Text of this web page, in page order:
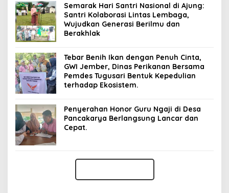
Semarak Hari Santri Nasional di Ajung:
Santri Kolaborasi Lintas Lembaga,
Wujudkan Generasi Berilmu dan
Berakhlak
Tebar Benih Ikan dengan Penuh Cinta,
GWI Jember, Dinas Perikanan Bersama
Pemdes Tugusari Bentuk Kepedulian
terhadap Ekosistem.
Penyerahan Honor Guru Ngaji di Desa
Pancakarya Berlangsung Lancar dan
Cepat.